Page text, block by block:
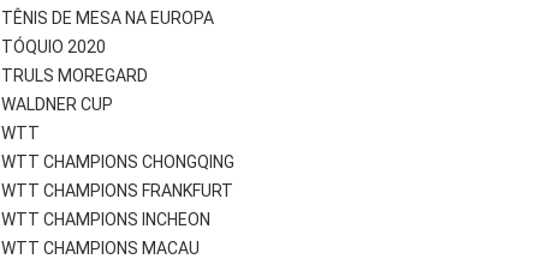
TÊNIS DE MESA NA EUROPA
TÓQUIO 2020
TRULS MOREGARD
WALDNER CUP
WTT
WTT CHAMPIONS CHONGQING
WTT CHAMPIONS FRANKFURT
WTT CHAMPIONS INCHEON
WTT CHAMPIONS MACAU